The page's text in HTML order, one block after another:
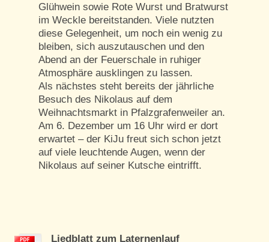
Glühwein sowie Rote Wurst und Bratwurst
im Weckle bereitstanden. Viele nutzten
diese Gelegenheit, um noch ein wenig zu
bleiben, sich auszutauschen und den
Abend an der Feuerschale in ruhiger
Atmosphäre ausklingen zu lassen.
Als nächstes steht bereits der jährliche
Besuch des Nikolaus auf dem
Weihnachtsmarkt in Pfalzgrafenweiler an.
Am 6. Dezember um 16 Uhr wird er dort
erwartet – der KiJu freut sich schon jetzt
auf viele leuchtende Augen, wenn der
Nikolaus auf seiner Kutsche eintrifft.
Liedblatt zum Laternenlauf